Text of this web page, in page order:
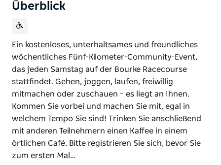
Überblick
Ein kostenloses, unterhaltsames und freundliches
wöchentliches Fünf-Kilometer-Community-Event,
das jeden Samstag auf der Bourke Racecourse
stattfindet. Gehen, joggen, laufen, freiwillig
mitmachen oder zuschauen – es liegt an Ihnen.
Kommen Sie vorbei und machen Sie mit, egal in
welchem Tempo Sie sind! Trinken Sie anschließend
mit anderen Teilnehmern einen Kaffee in einem
örtlichen Café. Bitte registrieren Sie sich, bevor Sie
zum ersten Mal…